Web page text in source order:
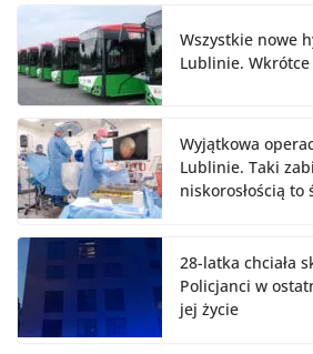
Wszystkie nowe
Lublinie.
Wyjątkowa
Lublinie. Taki
niskorosłością
28-latka chciała
Policjanci w
jej życie